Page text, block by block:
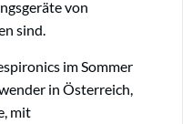
von
sind.
im Sommer
in Österreich,
mit